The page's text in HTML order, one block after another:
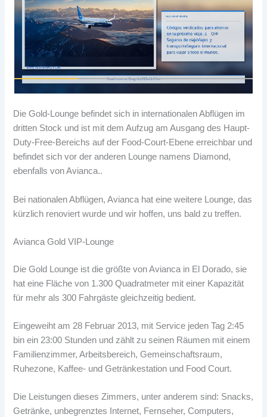
Die Gold-Lounge befindet sich in internationalen Abflügen im
dritten Stock und ist mit dem Aufzug am Ausgang des Haupt-
Duty-Free-Bereichs auf der Food-Court-Ebene erreichbar und
befindet sich vor der anderen Lounge namens Diamond,
ebenfalls von Avianca..
Bei nationalen Abflügen, Avianca hat eine weitere Lounge, das
kürzlich renoviert wurde und wir hoffen, uns bald zu treffen.
Avianca Gold VIP-Lounge
Die Gold Lounge ist die größte von Avianca in El Dorado, sie
hat eine Fläche von 1.300 Quadratmeter mit einer Kapazität
für mehr als 300 Fahrgäste gleichzeitig bedient.
Eingeweiht am 28 Februar 2013, mit Service jeden Tag 2:45
bin ein 23:00 Stunden und zählt zu seinen Räumen mit einem
Familienzimmer, Arbeitsbereich, Gemeinschaftsraum,
Ruhezone, Kaffee- und Getränkestation und Food Court.
Die Leistungen dieses Zimmers, unter anderem sind: Snacks,
Getränke, unbegrenztes Internet, Fernseher, Computers,